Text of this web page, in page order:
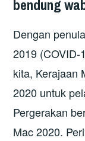
bendung
Dengan
2019
kita, Kerajaan
2020 untuk
Pergerakan
Mac 2020.